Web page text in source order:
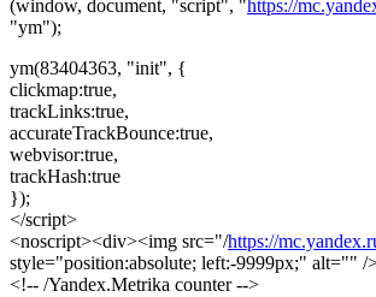
(window, document, "script", "https://
"ym");
ym(83404363, "init", {
clickmap:true,
trackLinks:true,
accurateTrackBounce:true,
webvisor:true,
trackHash:true
});
</script>
<noscript><div><img src="/https://
style="position:absolute; left:-9999px;" alt="" /
<!-- /Yandex.Metrika counter -->